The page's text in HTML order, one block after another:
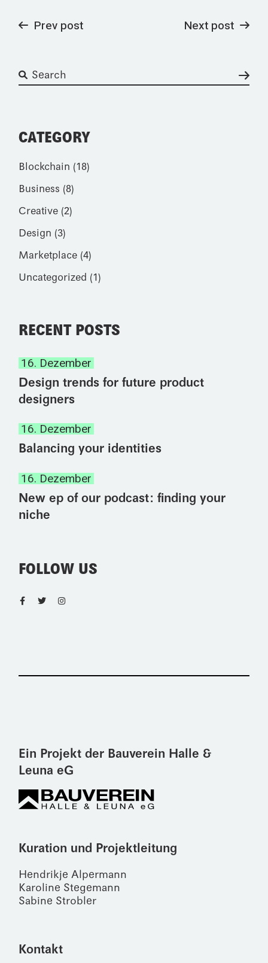
Prev post Next post
CATEGORY
Blockchain (18)
Business (8)
Creative (2)
Design (3)
Marketplace (4)
Uncategorized (1)
RECENT POSTS
16. Dezember
Design trends for future product
designers
16. Dezember
Balancing your identities
16. Dezember
New ep of our podcast: finding your
niche
FOLLOW US
Ein Projekt der Bauverein Halle &
Leuna eG
Kuration und Projektleitung
Hendrikje Alpermann
Karoline Stegemann
Sabine Strobler
Kontakt